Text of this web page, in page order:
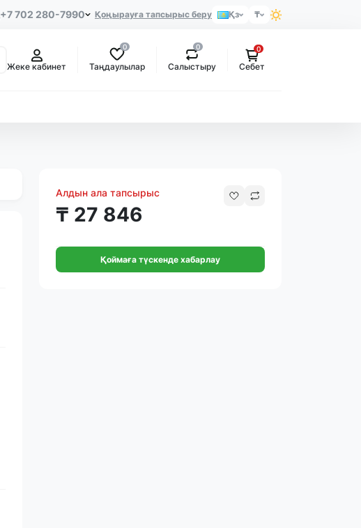
+7 702 280-7990 Қоңырауға тапсырыс беру Қз ₸
Жеке кабинет
0
Таңдаулылар
0
Салыстыру
0
Себет
Алдын ала тапсырыс
₸ 27 846
Қоймаға түскенде хабарлау